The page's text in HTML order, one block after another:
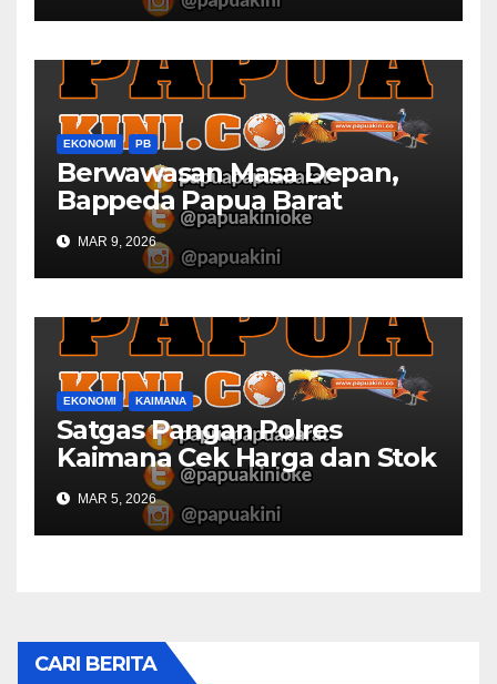
EKONOMI PB
Berwawasan Masa Depan,
Bappeda Papua Barat
Konsultasi Publik RKPD 2027
MAR 9, 2026
EKONOMI KAIMANA
Satgas Pangan Polres
Kaimana Cek Harga dan Stok
Bapok di Pasar
MAR 5, 2026
CARI BERITA